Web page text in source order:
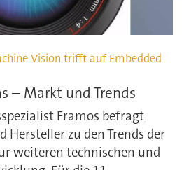
Vision trifft auf Embedded
– Markt und Trends
Framos befragt
Hersteller zu den Trends der
weiteren technischen und